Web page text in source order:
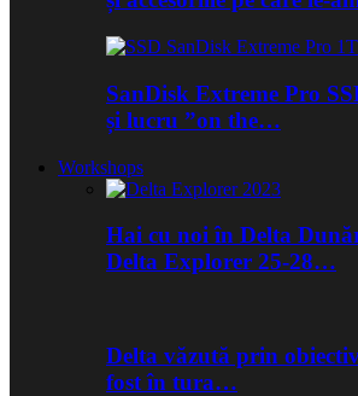
SanDisk Extreme Pro
și lucru ”on the…
Workshops
Hai cu noi în Delta
Delta Explorer 25-28…
Delta văzută prin
fost în tura…